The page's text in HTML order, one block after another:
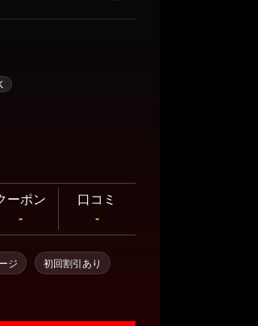
ーポン
-
口コミ
-
ジ 初回割引あり